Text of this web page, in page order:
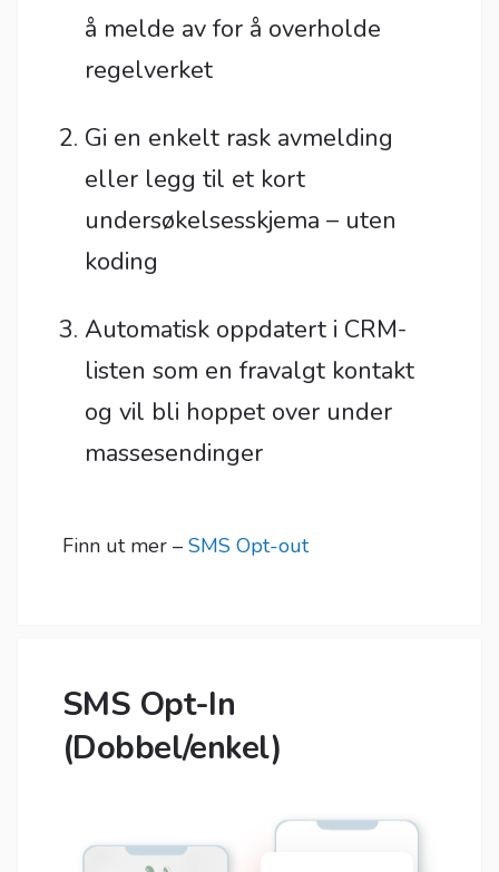
å melde av for å overholde
regelverket
Gi en enkelt rask avmelding
eller legg til et kort
undersøkelsesskjema – uten
koding
Automatisk oppdatert i CRM-
listen som en fravalgt kontakt
og vil bli hoppet over under
massesendinger
Finn ut mer – SMS Opt-out
SMS Opt-In
(Dobbel/enkel)